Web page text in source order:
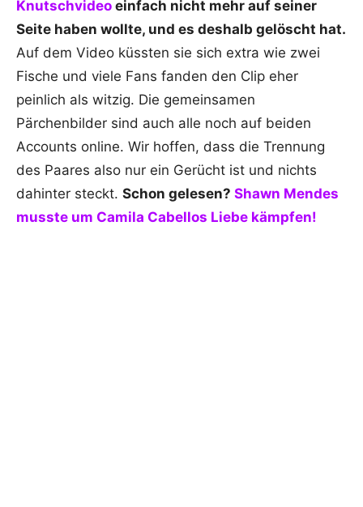
Knutschvideo einfach nicht mehr auf seiner
Seite haben wollte, und es deshalb gelöscht hat.
Auf dem Video küssten sie sich extra wie zwei
Fische und viele Fans fanden den Clip eher
peinlich als witzig. Die gemeinsamen
Pärchenbilder sind auch alle noch auf beiden
Accounts online. Wir hoffen, dass die Trennung
des Paares also nur ein Gerücht ist und nichts
dahinter steckt. Schon gelesen? Shawn Mendes
musste um Camila Cabellos Liebe kämpfen!